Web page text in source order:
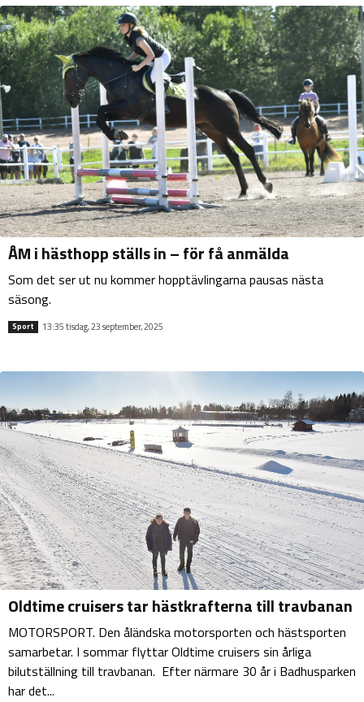
ÅM i hästhopp ställs in – för få anmälda
Som det ser ut nu kommer hopptävlingarna pausas nästa
säsong.
Sport 13:35 tisdag, 23 september, 2025
Oldtime cruisers tar hästkrafterna till travbanan
MOTORSPORT. Den åländska motorsporten och hästsporten
samarbetar. I sommar flyttar Oldtime cruisers sin årliga
bilutställning till travbanan. Efter närmare 30 år i Badhusparken
har det...